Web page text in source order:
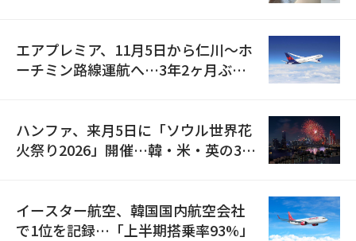
エアプレミア、11月5日から仁川〜ホ
ーチミン路線運航へ…3年2ヶ月ぶり
ハンファ、来月5日に「ソウル世界花
火祭り2026」開催…韓・米・英の3カ
イースター航空、韓国国内航空会社
で1位を記録…「上半期搭乗率93%」